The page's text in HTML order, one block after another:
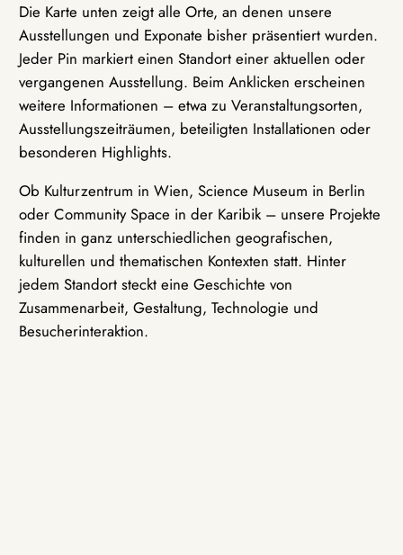
Die Karte unten zeigt alle Orte, an denen unsere
Ausstellungen und Exponate bisher präsentiert wurden.
Jeder Pin markiert einen Standort einer aktuellen oder
vergangenen Ausstellung. Beim Anklicken erscheinen
weitere Informationen – etwa zu Veranstaltungsorten,
Ausstellungszeiträumen, beteiligten Installationen oder
besonderen Highlights.
Ob Kulturzentrum in Wien, Science Museum in Berlin
oder Community Space in der Karibik – unsere Projekte
finden in ganz unterschiedlichen geografischen,
kulturellen und thematischen Kontexten statt. Hinter
jedem Standort steckt eine Geschichte von
Zusammenarbeit, Gestaltung, Technologie und
Besucherinteraktion.